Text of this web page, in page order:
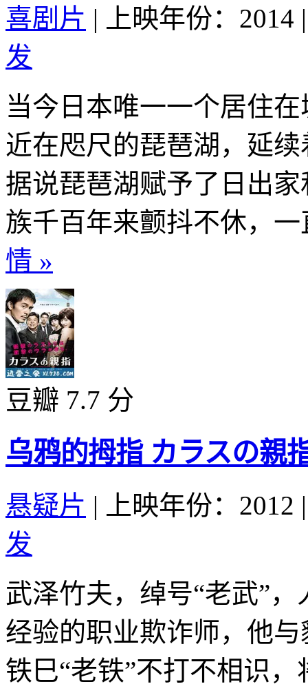
喜剧片 | 上映年份：2014 |
发
当今日本唯一一个居住
近在咫尺的琵琶湖，延
据说琵琶湖赋予了日出
族千百年来颤抖不休，
情 »
豆瓣 7.7 分
乌鸦的拇指 カラスの親
悬疑片 | 上映年份：2012 |
发
武泽竹夫，绰号“老武”
经验的职业欺诈师，他
铁巳“老铁”不打不相识